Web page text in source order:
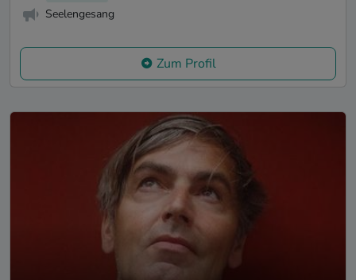
Seelengesang
Zum Profil